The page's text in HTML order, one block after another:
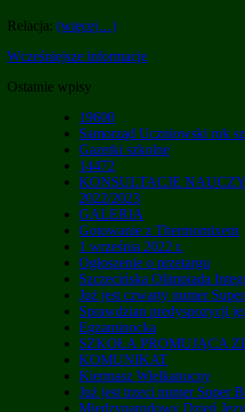
Relacja: (więcej…)
Wcześniejsze informacje
Ostatnie wpisy
19600
Samorząd Uczniowski rok
Gazetki szkolne
14472
KONSULTACJE
2022/2023
GALERIA
Gotowanie z Thermomixem
1 września 2022 r.
Ogłoszenie o przetargu
Szczecińska Olimpiada
Już jest czwarty numer
Sprawdzian predyspozycji
Egzaminocka
SZKOŁA PROMUJĄCA
KOMUNIKAT
Kiermasz Wielkanocny
Już jest trzeci numer Super
Międzynarodowy Dzień